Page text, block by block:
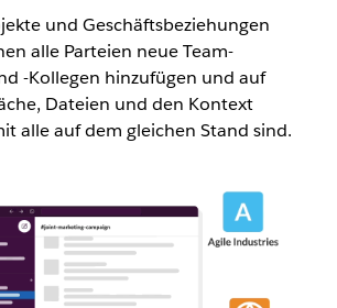
und Geschäftsbeziehungen
alle Parteien neue Team-
-Kollegen hinzufügen und auf
Dateien und den Kontext
alle auf dem gleichen Stand sind.